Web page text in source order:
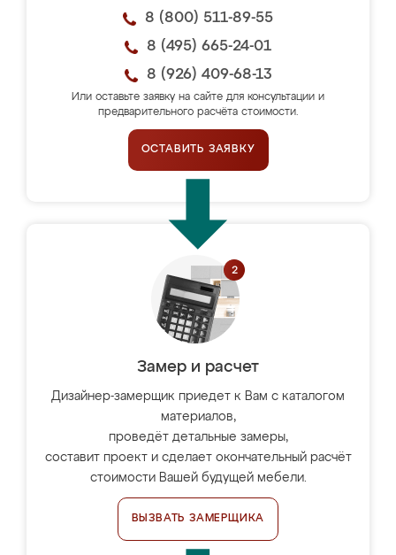
8 (800) 511-89-55
8 (495) 665-24-01
8 (926) 409-68-13
Или оставьте заявку на сайте для консультации и
предварительного расчёта стоимости.
ОСТАВИТЬ ЗАЯВКУ
Замер и расчет
Дизайнер-замерщик приедет к Вам с каталогом
материалов,
проведёт детальные замеры,
составит проект и сделает окончательный расчёт
стоимости Вашей будущей мебели.
ВЫЗВАТЬ ЗАМЕРЩИКА